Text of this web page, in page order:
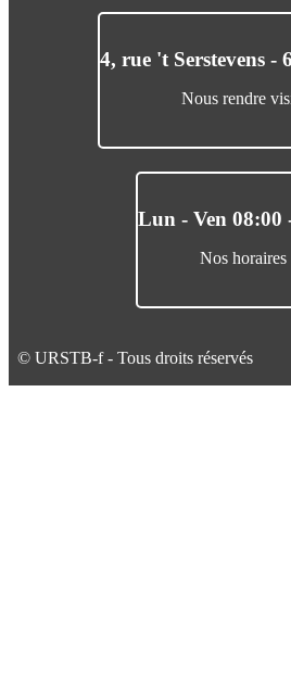
4, rue 't Serstevens -
Nous rendre
Lun - Ven 08:00
Nos horaires
© URSTB-f - Tous droits réservés